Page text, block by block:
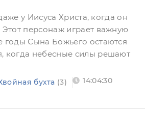
у Иисуса Христа, когда он
персонаж играет важную
годы Сына Божьего остаются
когда небесные силы решают
бухта (3) 14:04:30